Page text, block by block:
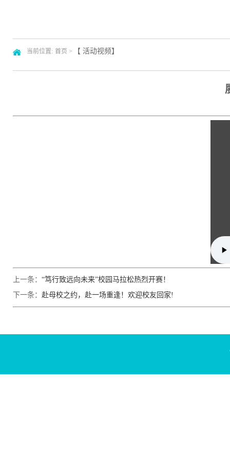
当前位置: 首页 > 【 活动视频】
上一条： “笃行致远向未来”校园马拉松热烈开赛！
下一条： 赴母校之约，赴一场重逢！欢迎校友回家!